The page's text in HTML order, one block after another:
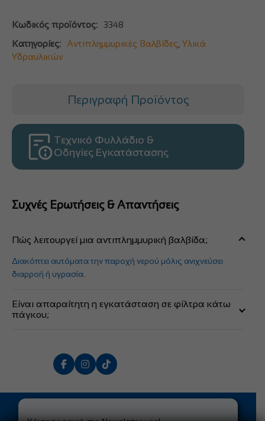
Κωδικός προϊόντος:
3348
Κατηγορίες:
Αντιπλημμυρικές Βαλβίδες Υλικά
Υδραυλικών
Περιγραφή Προϊόντος
Τεχνικό Φυλλάδιο &
Οδηγίες Εγκατάστασης
Συχνές Ερωτήσεις & Απαντήσεις
Πώς λειτουργεί μια αντιπλημμυρική βαλβίδα;
Διακόπτει αυτόματα την παροχή νερού μόλις ανιχνεύσει
διαρροή ή υγρασία.
Είναι απαραίτητη η εγκατάσταση σε φίλτρα κάτω
πάγκου;